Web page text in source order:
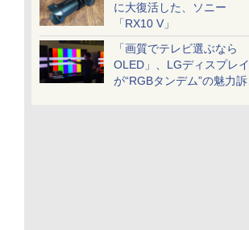
に大復活した、ソニー
「RX10 V」
「画質でテレビ選ぶなら
OLED」、LGディスプレイ
が“RGBタンデム”の魅力訴